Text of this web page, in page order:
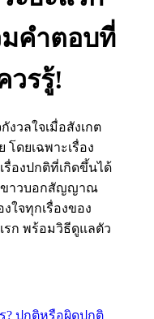
คำตอบที่
วรรู้!
วลใจเมื่อสังเกต
โดยเฉพาะเรื่อง
รื่องปกติที่เกิดขึ้นได้
ขาวบอกสัญญาณ
ใจทุกเรื่องของ
ก พร้อมวิธีดูแลตัว
? ปกติหรือผิดปกติ